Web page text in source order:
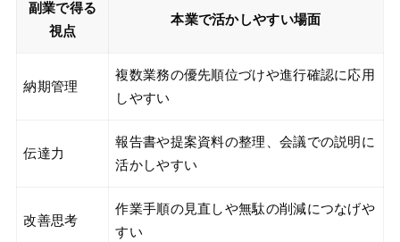
副業で得る
視点
本業で活かしやすい場面
納期管理
複数業務の優先順位づけや進行確認に応用
しやすい
伝達力
報告書や提案資料の整理、会議での説明に
活かしやすい
改善思考
作業手順の見直しや無駄の削減につなげや
すい